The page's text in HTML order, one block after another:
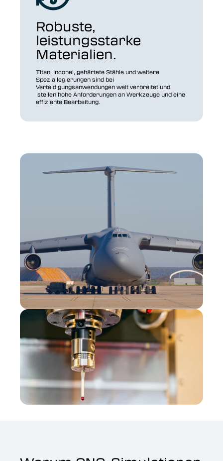
Robuste,
leistungsstarke
Materialien.
Titan, Inconel, gehärtete Stähle und weitere
Speziallegierungen sind bei
Verteidigungsanwendungen weit verbreitet und
stellen hohe Anforderungen an Werkzeuge und eine
effiziente Bearbeitung.